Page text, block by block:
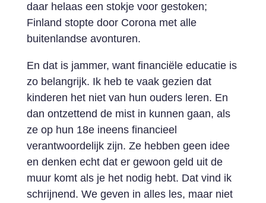
daar helaas een stokje voor gestoken;
Finland stopte door Corona met alle
buitenlandse avonturen.
En dat is jammer, want financiële educatie is
zo belangrijk. Ik heb te vaak gezien dat
kinderen het niet van hun ouders leren. En
dan ontzettend de mist in kunnen gaan, als
ze op hun 18e ineens financieel
verantwoordelijk zijn. Ze hebben geen idee
en denken echt dat er gewoon geld uit de
muur komt als je het nodig hebt. Dat vind ik
schrijnend. We geven in alles les, maar niet